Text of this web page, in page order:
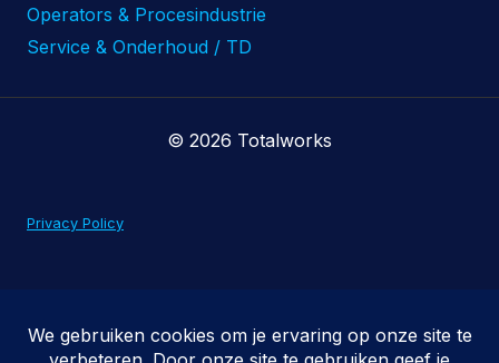
Operators & Procesindustrie
Service & Onderhoud / TD
© 2026 Totalworks
Privacy Policy